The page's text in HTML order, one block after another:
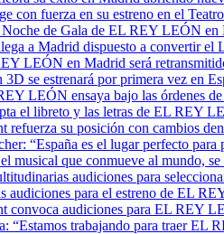
con fuerza en su estreno en el
de Gala de EL REY LEÓN en
a Madrid dispuesto a convertir el
LEÓN en Madrid será
se estrenará por primera vez en
LEÓN ensaya bajo las órdenes
el libreto y las letras de EL REY
refuerza su posición con cambios
“España es el lugar perfecto
musical que conmueve al mundo, se
audiciones para
audiciones para el estreno de EL
convoca audiciones para EL REY
“Estamos trabajando para traer EL